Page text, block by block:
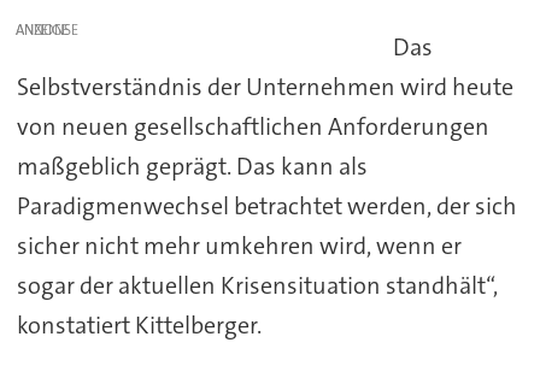
ANZEIGE
Das
Selbstverständnis der Unternehmen wird heute
von neuen gesellschaftlichen Anforderungen
maßgeblich geprägt. Das kann als
Paradigmenwechsel betrachtet werden, der sich
sicher nicht mehr umkehren wird, wenn er
sogar der aktuellen Krisensituation standhält“,
konstatiert Kittelberger.